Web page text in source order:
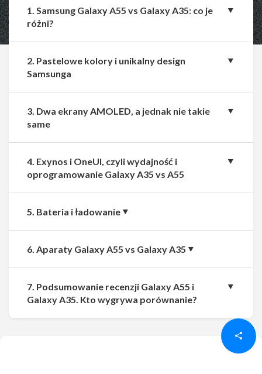
Udostępnij Udostępnij
1. Samsung Galaxy A55 vs Galaxy A35: co je
różni?
2. Pastelowe kolory i unikalny design
Samsunga
3. Dwa ekrany AMOLED, a jednak nie takie
same
4. Exynos i OneUI, czyli wydajność i
oprogramowanie Galaxy A35 vs A55
5. Bateria i ładowanie
6. Aparaty Galaxy A55 vs Galaxy A35
7. Podsumowanie recenzji Galaxy A55 i
Galaxy A35. Kto wygrywa porównanie?